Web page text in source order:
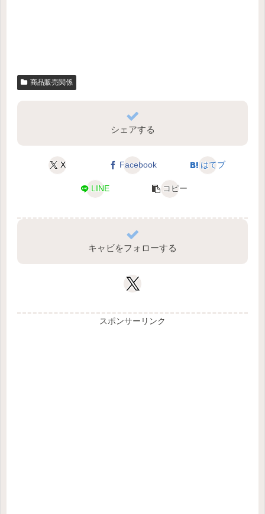
商品販売関係
シェアする
X Facebook はてブ
LINE コピー
キャビをフォローする
スポンサーリンク